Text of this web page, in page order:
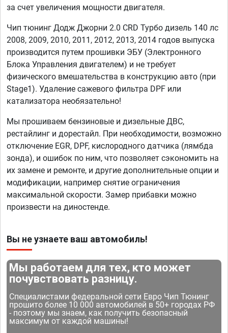
за счет увеличения мощности двигателя.
Чип тюнинг Додж Джорни 2.0 CRD Турбо дизель 140 лс
2008, 2009, 2010, 2011, 2012, 2013, 2014 годов выпуска
производится путем прошивки ЭБУ (Электронного
Блока Управления двигателем) и не требует
физического вмешательства в конструкцию авто (при
Stage1). Удаление сажевого фильтра DPF или
катализатора необязательно!
Мы прошиваем бензиновые и дизельные ДВС,
рестайлинг и дорестайл. При необходимости, возможно
отключение EGR, DPF, кислородного датчика (лямбда
зонда), и ошибок по ним, что позволяет сэкономить на
их замене и ремонте, и другие дополнительные опции и
модификации, например снятие ограничения
максимальной скорости. Замер прибавки можно
произвести на диностенде.
Вы не узнаете ваш автомобиль!
Мы работаем для тех, кто может
почувствовать разницу.
Специалистами федеральной сети Евро Чип Тюнинг
прошито более 10 000 автомобилей в 50+ городах РФ
- поэтому мы знаем, как получить безопасный
максимум от каждой машины!